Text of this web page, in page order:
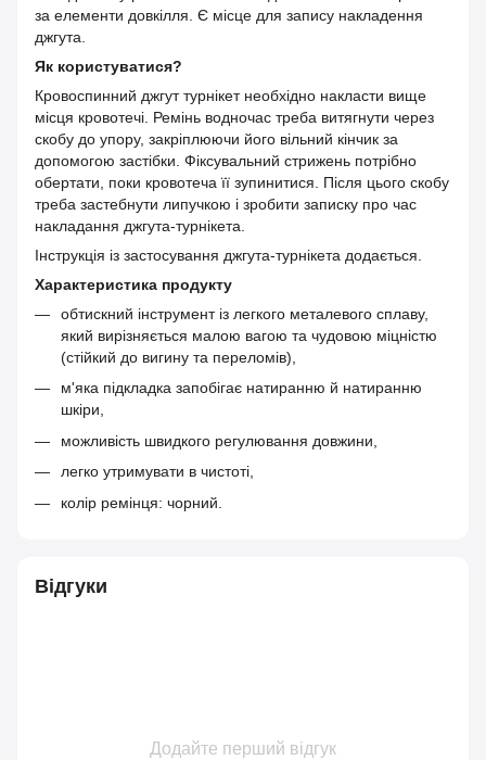
за елементи довкілля. Є місце для запису накладення
джгута.
Як користуватися?
Кровоспинний джгут турнікет необхідно накласти вище
місця кровотечі. Ремінь водночас треба витягнути через
скобу до упору, закріплюючи його вільний кінчик за
допомогою застібки. Фіксувальний стрижень потрібно
обертати, поки кровотеча її зупинитися. Після цього скобу
треба застебнути липучкою і зробити записку про час
накладання джгута-турнікета.
Інструкція із застосування джгута-турнікета додається.
Характеристика продукту
обтискний інструмент із легкого металевого сплаву,
який вирізняється малою вагою та чудовою міцністю
(стійкий до вигину та переломів),
м'яка підкладка запобігає натиранню й натиранню
шкіри,
можливість швидкого регулювання довжини,
легко утримувати в чистоті,
колір ремінця: чорний.
Відгуки
Додайте перший відгук